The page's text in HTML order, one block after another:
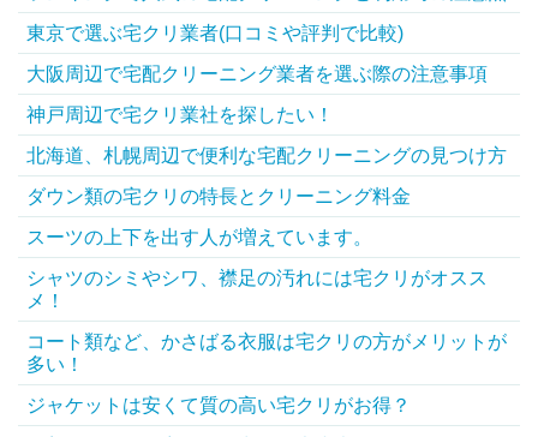
東京で選ぶ宅クリ業者(口コミや評判で比較)
大阪周辺で宅配クリーニング業者を選ぶ際の注意事項
神戸周辺で宅クリ業社を探したい！
北海道、札幌周辺で便利な宅配クリーニングの見つけ方
ダウン類の宅クリの特長とクリーニング料金
スーツの上下を出す人が増えています。
シャツのシミやシワ、襟足の汚れには宅クリがオスス
メ！
コート類など、かさばる衣服は宅クリの方がメリットが
多い！
ジャケットは安くて質の高い宅クリがお得？